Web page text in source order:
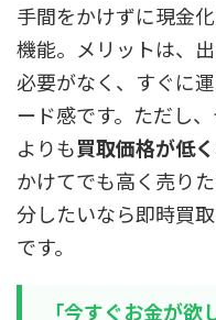
手間をかけずに現金
機能。メリットは、
必要がなく、すぐに
ード感です。ただし
よりも買取価格が低
かけてでも高く売り
分したいなら即時買
です。
「今すぐお金が